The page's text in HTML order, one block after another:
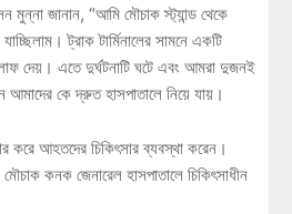
মুন্না জানান, “আমি মৌচাক স্ট্যান্ড থেকে
ট্রাক টার্মিনালের সামনে একটি
দেয়। এতে দুর্ঘটনাটি ঘটে এবং আমরা দুজনই
কে দ্রুত হাসপাতালে নিয়ে যায়।
করে আহতদের চিকিৎসার ব্যবস্থা করেন।
মৌচাক কনক জেনারেল হাসপাতালে চিকিৎসাধীন